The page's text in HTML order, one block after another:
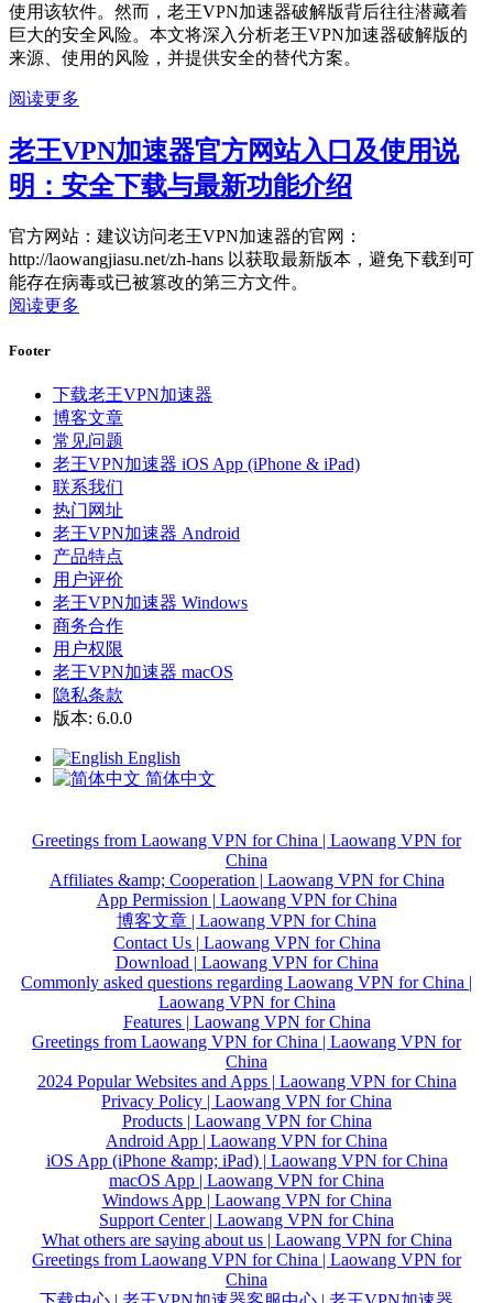
使用该软件。然而，老王VPN加速器破解版背后往往潜藏着
巨大的安全风险。本文将深入分析老王VPN加速器破解版的
来源、使用的风险，并提供安全的替代方案。
阅读更多
老王VPN加速器官方网站入口及使用说
明：安全下载与最新功能介绍
官方网站：建议访问老王VPN加速器的官网：
http://laowangjiasu.net/zh-hans 以获取最新版本，避免下载到可
能存在病毒或已被篡改的第三方文件。
阅读更多
Footer
下载老王VPN加速器
博客文章
常见问题
老王VPN加速器 iOS App (iPhone & iPad)
联系我们
热门网址
老王VPN加速器 Android
产品特点
用户评价
老王VPN加速器 Windows
商务合作
用户权限
老王VPN加速器 macOS
隐私条款
版本: 6.0.0
English
简体中文
Greetings from Laowang VPN for China | Laowang VPN for
China
Affiliates &amp; Cooperation | Laowang VPN for China
App Permission | Laowang VPN for China
博客文章 | Laowang VPN for China
Contact Us | Laowang VPN for China
Download | Laowang VPN for China
Commonly asked questions regarding Laowang VPN for China |
Laowang VPN for China
Features | Laowang VPN for China
Greetings from Laowang VPN for China | Laowang VPN for
China
2024 Popular Websites and Apps | Laowang VPN for China
Privacy Policy | Laowang VPN for China
Products | Laowang VPN for China
Android App | Laowang VPN for China
iOS App (iPhone &amp; iPad) | Laowang VPN for China
macOS App | Laowang VPN for China
Windows App | Laowang VPN for China
Support Center | Laowang VPN for China
What others are saying about us | Laowang VPN for China
Greetings from Laowang VPN for China | Laowang VPN for
China